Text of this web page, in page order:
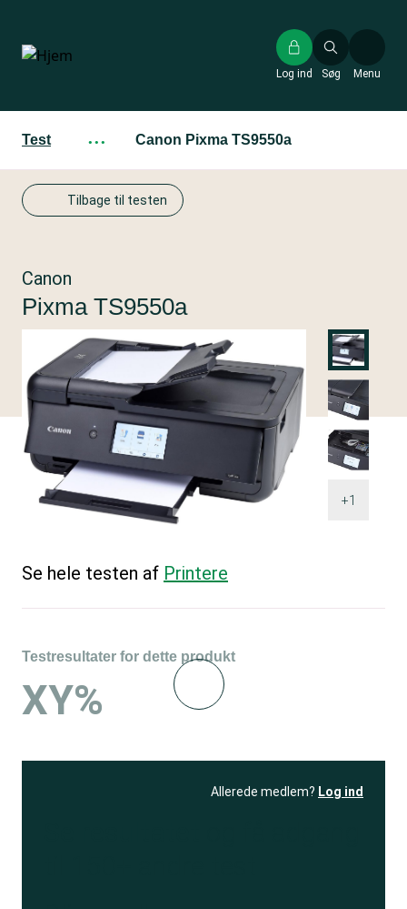
hovedindhold
Søg
Log ind Menu
Test ··· Canon Pixma TS9550a
Tilbage til testen
+1
Canon
Pixma TS9550a
Se hele testen af Printere
Testresultater for dette produkt
XY%
Allerede medlem? Log ind